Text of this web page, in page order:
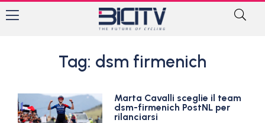
Tag: dsm firmenich
Marta Cavalli sceglie il team
dsm-firmenich PostNL per
rilanciarsi